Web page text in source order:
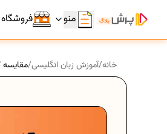
فروشگاه منو
خانه/آموزش زبان انگلیسی/مقایسه